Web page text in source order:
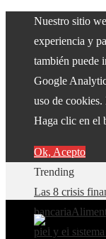
Nuestro sitio
experiencia y
también puede
Google
uso de
Haga clic en el
Ok, Acepto
Trending
Las 8 crisis
bancaria
piel y el